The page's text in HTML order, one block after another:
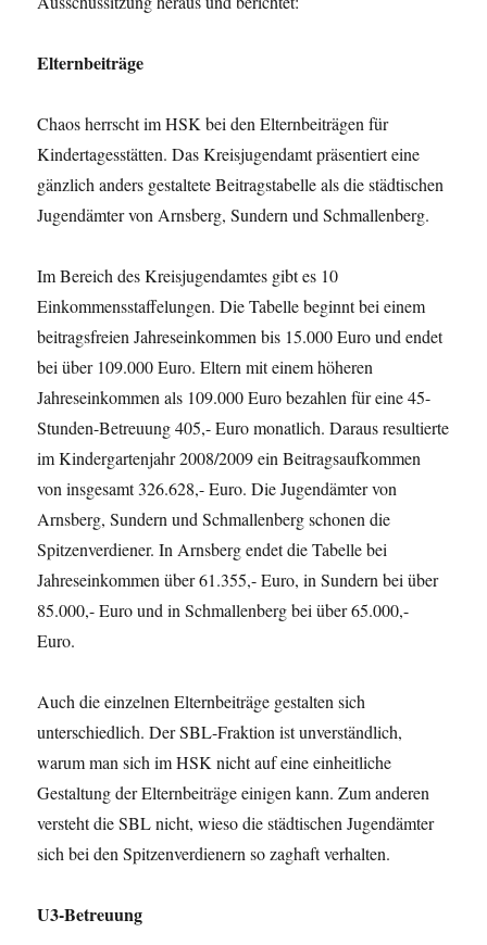
Elternbeiträge
Chaos herrscht im HSK bei den Elternbeiträgen für
Kindertagesstätten. Das Kreisjugendamt präsentiert eine
gänzlich anders gestaltete Beitragstabelle als die städtischen
Jugendämter von Arnsberg, Sundern und Schmallenberg.
Im Bereich des Kreisjugendamtes gibt es 10
Einkommensstaffelungen. Die Tabelle beginnt bei einem
beitragsfreien Jahreseinkommen bis 15.000 Euro und endet
bei über 109.000 Euro. Eltern mit einem höheren
Jahreseinkommen als 109.000 Euro bezahlen für eine 45-
Stunden-Betreuung 405,- Euro monatlich. Daraus resultierte
im Kindergartenjahr 2008/2009 ein Beitragsaufkommen
von insgesamt 326.628,- Euro. Die Jugendämter von
Arnsberg, Sundern und Schmallenberg schonen die
Spitzenverdiener. In Arnsberg endet die Tabelle bei
Jahreseinkommen über 61.355,- Euro, in Sundern bei über
85.000,- Euro und in Schmallenberg bei über 65.000,-
Euro.
Auch die einzelnen Elternbeiträge gestalten sich
unterschiedlich. Der SBL-Fraktion ist unverständlich,
warum man sich im HSK nicht auf eine einheitliche
Gestaltung der Elternbeiträge einigen kann. Zum anderen
versteht die SBL nicht, wieso die städtischen Jugendämter
sich bei den Spitzenverdienern so zaghaft verhalten.
U3-Betreuung